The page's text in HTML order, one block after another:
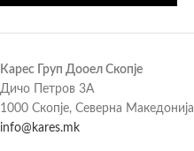
Карес Груп Дооел Скопје
Дичо Петров 3А
1000 Скопје, Северна Македонија
info@kares.mk